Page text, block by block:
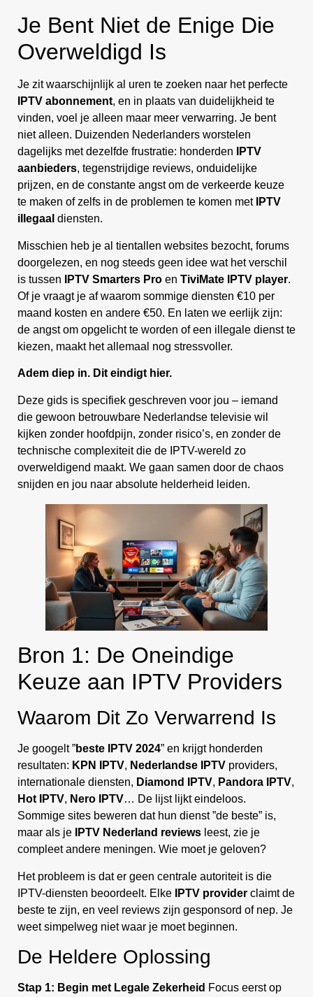
Je Bent Niet de Enige Die
Overweldigd Is
Je zit waarschijnlijk al uren te zoeken naar het perfecte
IPTV abonnement, en in plaats van duidelijkheid te
vinden, voel je alleen maar meer verwarring. Je bent
niet alleen. Duizenden Nederlanders worstelen
dagelijks met dezelfde frustratie: honderden
IPTV
aanbieders, tegenstrijdige reviews, onduidelijke
prijzen, en de constante angst om de verkeerde keuze
te maken of zelfs in de problemen te komen met IPTV
illegaal diensten.
Misschien heb je al tientallen websites bezocht, forums
doorgelezen, en nog steeds geen idee wat het verschil
is tussen
IPTV Smarters Pro en TiviMate IPTV player.
Of je vraagt je af waarom sommige diensten €10 per
maand kosten en andere €50. En laten we eerlijk zijn:
de angst om opgelicht te worden of een illegale dienst te
kiezen, maakt het allemaal nog stressvoller.
Adem diep in. Dit eindigt hier.
Deze gids is specifiek geschreven voor jou – iemand
die gewoon betrouwbare Nederlandse televisie wil
kijken zonder hoofdpijn, zonder risico’s, en zonder de
technische complexiteit die de IPTV-wereld zo
overweldigend maakt. We gaan samen door de chaos
snijden en jou naar absolute helderheid leiden.
Bron 1: De Oneindige
Keuze aan IPTV Providers
Waarom Dit Zo Verwarrend Is
Je googelt ”beste IPTV 2024” en krijgt honderden
resultaten: KPN IPTV, Nederlandse IPTV providers,
internationale diensten, Diamond IPTV, Pandora IPTV,
Hot IPTV, Nero IPTV… De lijst lijkt eindeloos.
Sommige sites beweren dat hun dienst ”de beste” is,
maar als je
IPTV Nederland reviews leest, zie je
compleet andere meningen. Wie moet je geloven?
Het probleem is dat er geen centrale autoriteit is die
IPTV-diensten beoordeelt. Elke
IPTV provider claimt de
beste te zijn, en veel reviews zijn gesponsord of nep. Je
weet simpelweg niet waar je moet beginnen.
De Heldere Oplossing
Stap 1: Begin met Legale Zekerheid Focus eerst op